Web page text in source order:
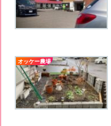
オッケー農場